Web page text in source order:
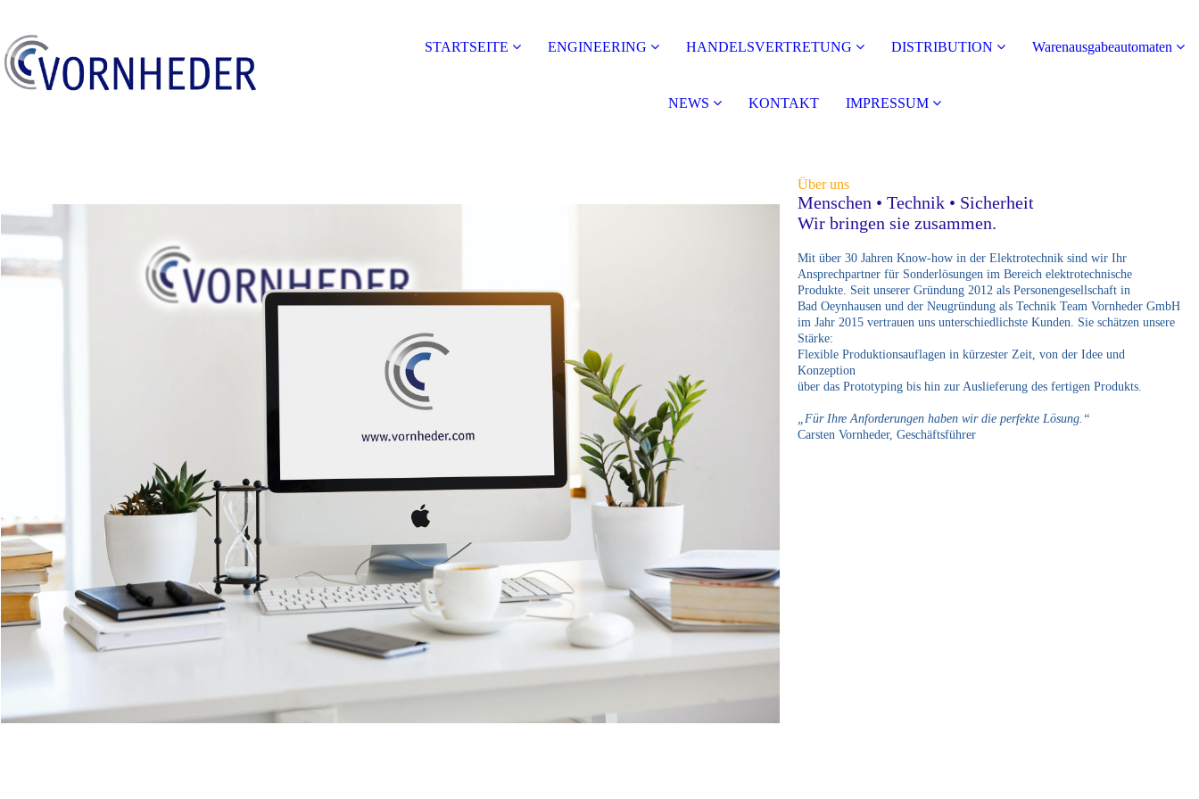
STARTSEITE ENGINEERING HANDELSVERTRETUNG DISTRIBUTION Warenausgabeautomaten
NEWS KONTAKT IMPRESSUM
Über uns
Menschen • Technik • Sicherheit
Wir bringen sie zusammen.
Mit über 30 Jahren Know-how in der Elektrotechnik sind wir Ihr
Ansprechpartner für Sonderlösungen im Bereich elektrotechnische
Produkte. Seit unserer Gründung 2012 als Personengesellschaft in
Bad Oeynhausen und der Neugründung als Technik Team Vornheder GmbH
im Jahr 2015 vertrauen uns unterschiedlichste Kunden. Sie schätzen unsere
Stärke:
Flexible Produktionsauflagen in kürzester Zeit, von der Idee und
Konzeption
über das Prototyping bis hin zur Auslieferung des fertigen Produkts.
„Für Ihre Anforderungen haben wir die perfekte Lösung.“
Carsten Vornheder, Geschäftsführer